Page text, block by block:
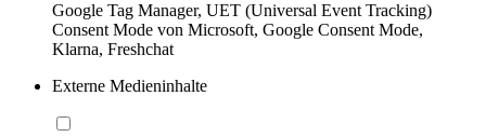
Google Tag Manager, UET (Universal Event Tracking)
Consent Mode von Microsoft, Google Consent Mode,
Klarna, Freshchat
Externe Medieninhalte